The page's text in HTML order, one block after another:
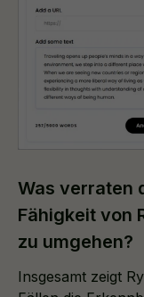
Was verraten
Fähigkeit von
zu umgehen?
Insgesamt zeigt